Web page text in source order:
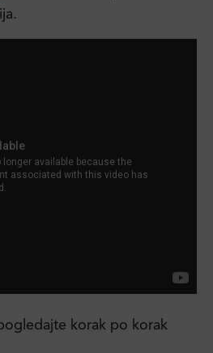
korak po korak